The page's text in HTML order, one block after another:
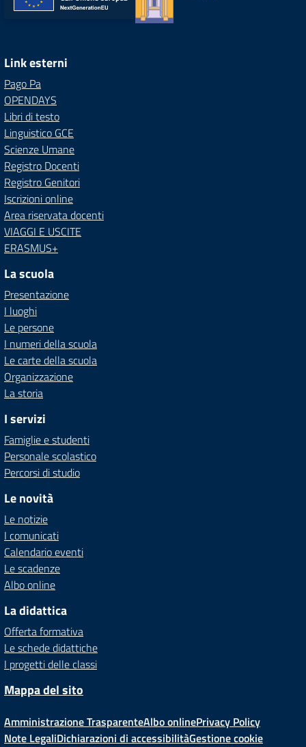
Link esterni
Pago Pa
OPENDAYS
Libri di testo
Linguistico GCE
Scienze Umane
Registro Docenti
Registro Genitori
Iscrizioni online
Area riservata docenti
VIAGGI E USCITE
ERASMUS+
La scuola
Presentazione
I luoghi
Le persone
I numeri della scuola
Le carte della scuola
Organizzazione
La storia
I servizi
Famiglie e studenti
Personale scolastico
Percorsi di studio
Le novità
Le notizie
I comunicati
Calendario eventi
Le scadenze
Albo online
La didattica
Offerta formativa
Le schede didattiche
I progetti delle classi
Mappa del sito
Amministrazione TrasparenteAlbo onlinePrivacy Policy
Note LegaliDichiarazioni di accessibilitàGestione cookie